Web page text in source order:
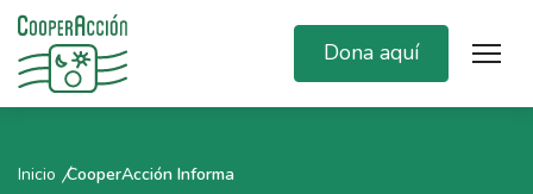
Dona aquí
Inicio CooperAcción Informa